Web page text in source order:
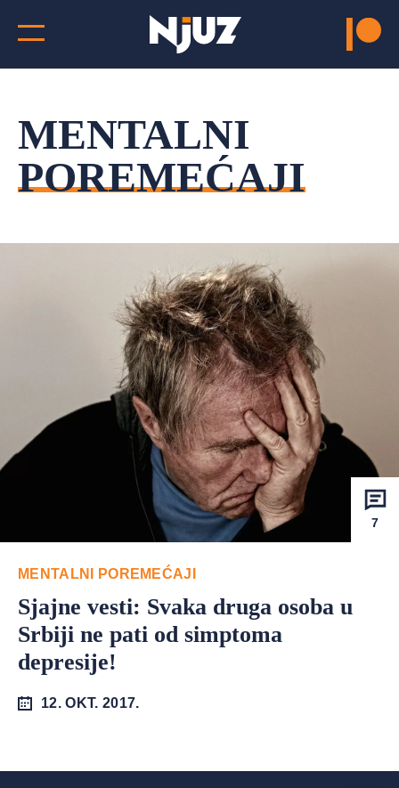
MENTALNI
POREMEĆAJI
7
MENTALNI POREMEĆAJI
Sjajne vesti: Svaka druga osoba u
Srbiji ne pati od simptoma
depresije!
12. OKT. 2017.